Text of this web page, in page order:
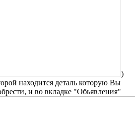
)
находится деталь которую Вы
и во вкладке "Обьявления"